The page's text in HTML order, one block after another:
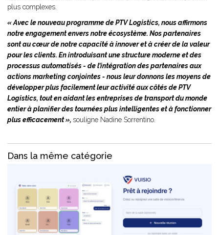
plus complexes.
« Avec le nouveau programme de PTV Logistics, nous affirmons
notre engagement envers notre écosystème. Nos partenaires
sont au cœur de notre capacité à innover et à créer de la valeur
pour les clients. En introduisant une structure moderne et des
processus automatisés - de l’intégration des partenaires aux
actions marketing conjointes - nous leur donnons les moyens de
développer plus facilement leur activité aux côtés de PTV
Logistics, tout en aidant les entreprises de transport du monde
entier à planifier des tournées plus intelligentes et à fonctionner
plus efficacement », souligne Nadine Sorrentino.
Dans la même catégorie